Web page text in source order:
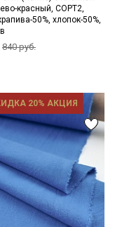
красный, СОРТ2,
50%, хлопок-50%,
840 руб.
20% АКЦИЯ